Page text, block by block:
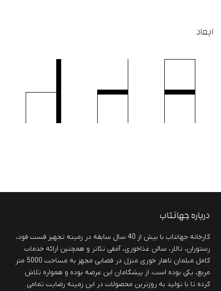
ابعاد
درباره جهانتاب
کارخانه جهانتاب با بیش از 40 سال سابقه در زمینه تجهیز فست فود،
رستوران، تالار، سالن غذاخوری، آمفی تئاتر و همچنین ارائه خدمات
کامل مبلمان ناهار خوری منزل در فضایی مجهز به مساحت 5000 متر
مربع، یکی بوده است. از پیشگامان این عرصه بوده و همواره تلاش
کرده تا با تولید به روزترین محصولات در این زمینه رضایت تمامی